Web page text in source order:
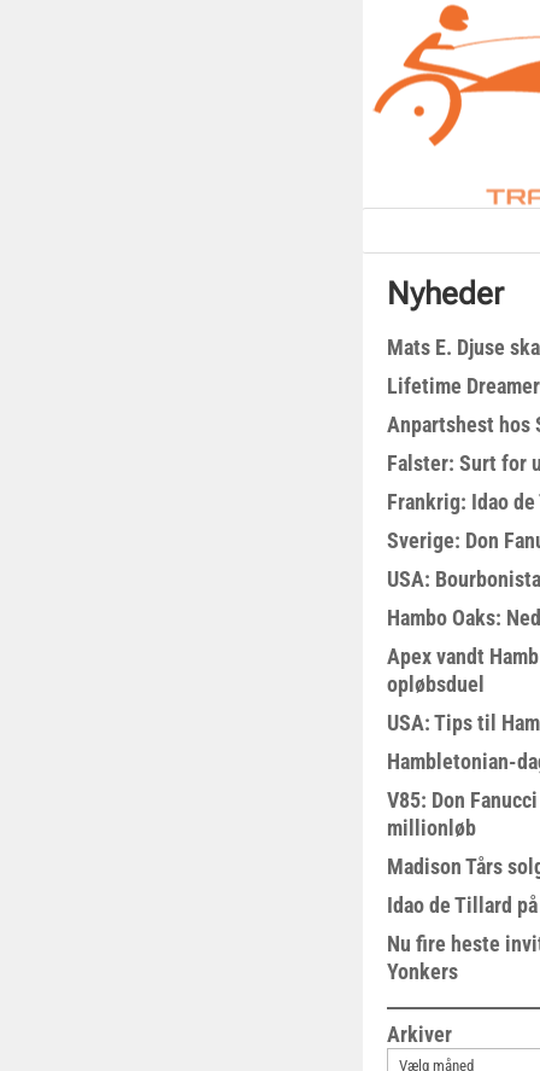
Nyheder
Mats E. Djuse
Lifetime
Anpartshest hos
Falster: Surt for
Frankrig: Idao
Sverige: Don
USA:
Hambo Oaks:
Apex vandt
opløbsduel
USA: Tips til
Hambletonian-
V85: Don
millionløb
Madison Tårs
Idao de Tillard
Nu fire heste
Yonkers
Arkiver